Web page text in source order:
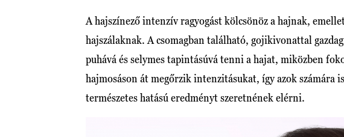
A hajszínező intenzív ragyogást kölcsönöz a hajnak,
hajszálaknak. A csomagban található, gojikivonattal
puhává és selymes tapintásúvá tenni a hajat, miközben
hajmosáson át megőrzik intenzitásukat, így azok számára
természetes hatású eredményt szeretnének elérni.